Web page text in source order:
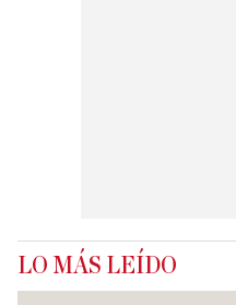
LO MÁS LEÍDO